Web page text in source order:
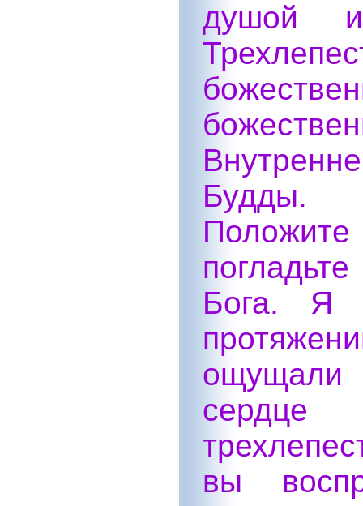
душой и
Будды.
Положите
Бога. Я
ощущали
сердце
вы